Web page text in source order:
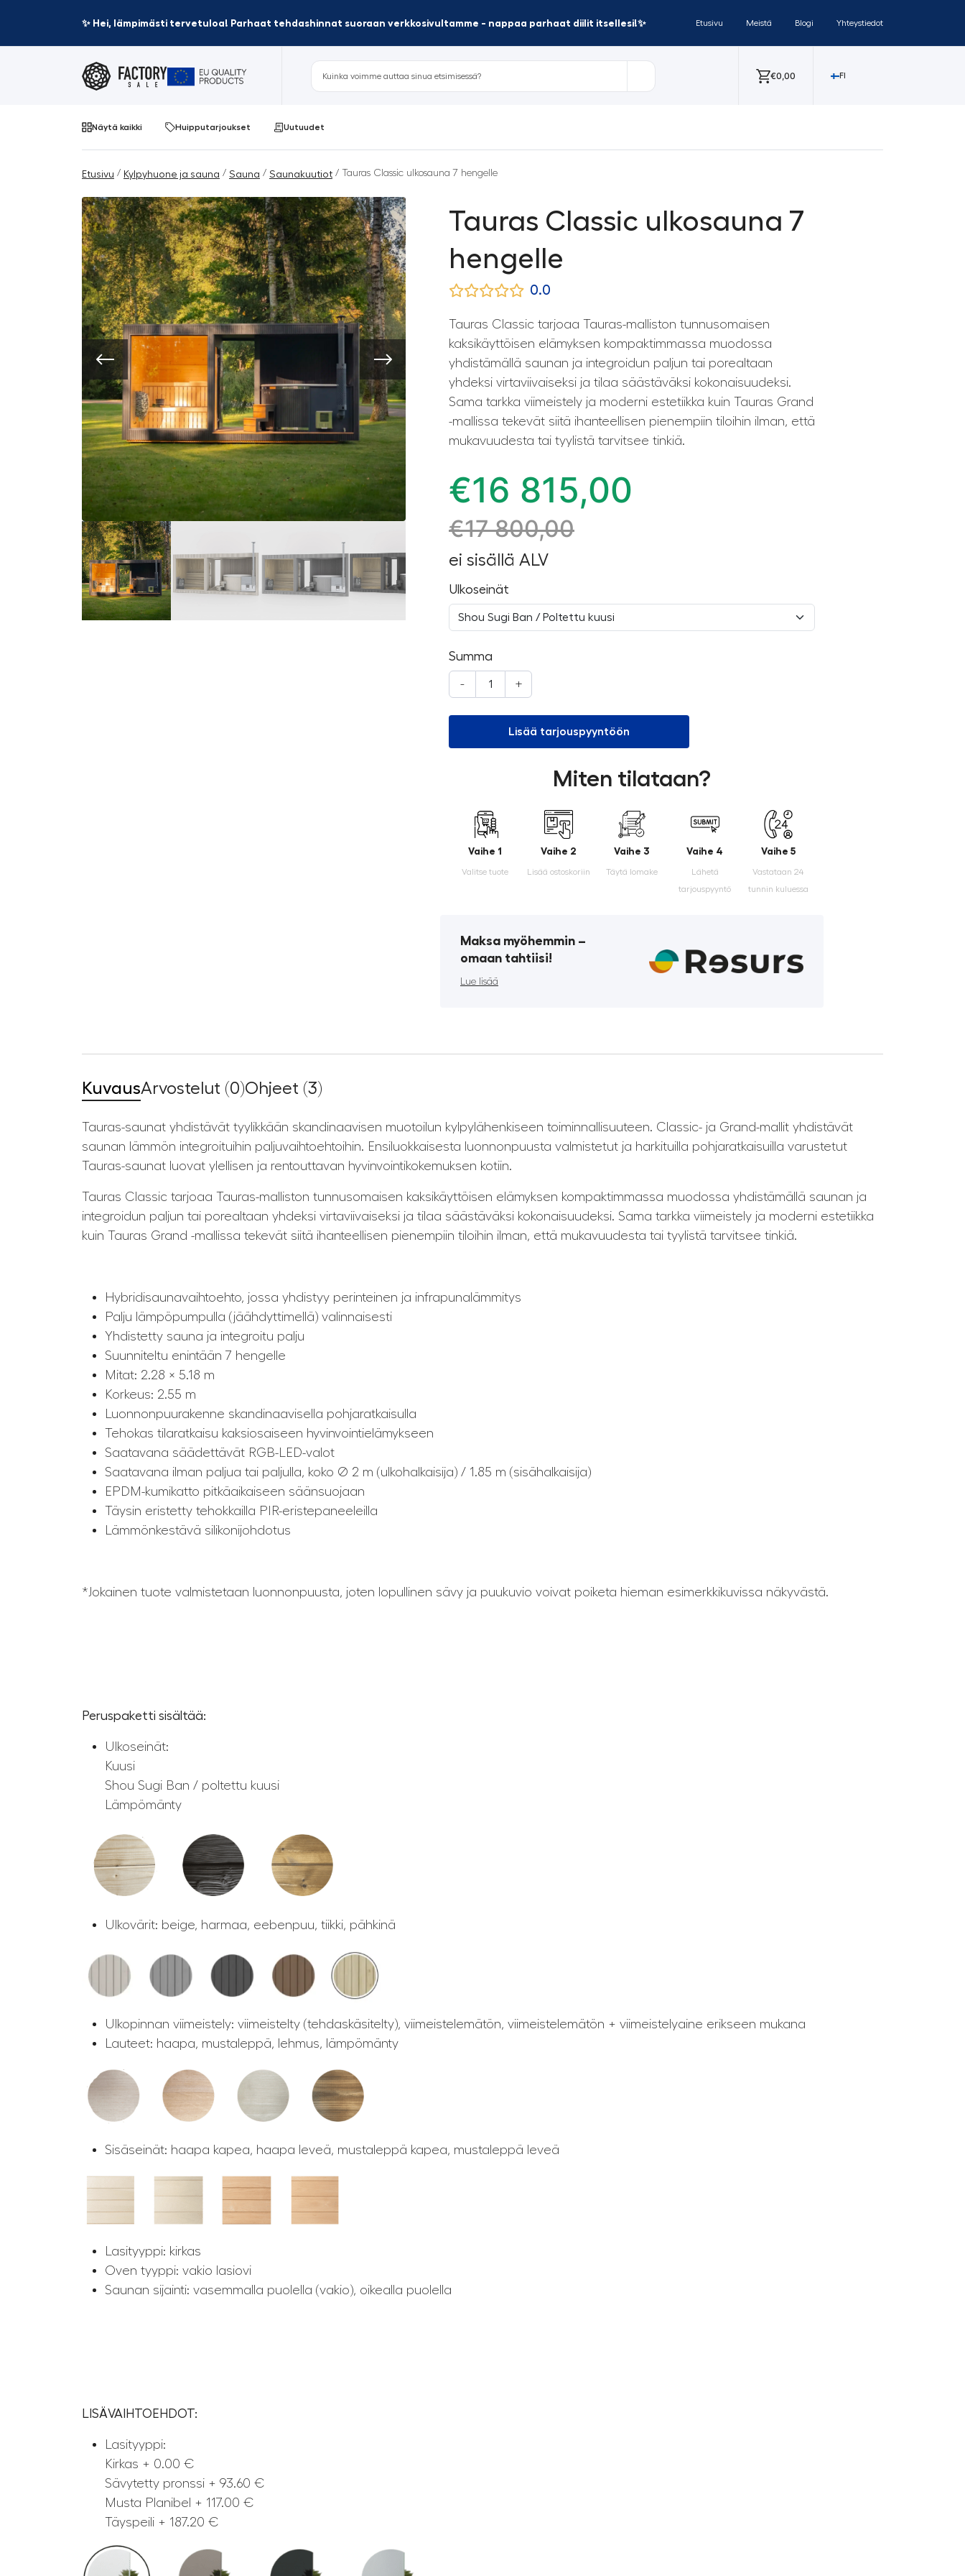
✨ Hei, lämpimästi tervetuloa! Parhaat tehdashinnat suoraan verkkosivultamme - nappaa parhaat diilit itsellesi!✨ Etusivu Meistä Blogi Yhteystiedot
€0,00 FI
Näytä kaikki Huipputarjoukset Uutuudet
Etusivu / Kylpyhuone ja sauna / Sauna / Saunakuutiot / Tauras Classic ulkosauna 7 hengelle
Tauras Classic ulkosauna 7
hengelle
0.0
Tauras Classic tarjoaa Tauras-malliston tunnusomaisen
kaksikäyttöisen elämyksen kompaktimmassa muodossa
yhdistämällä saunan ja integroidun paljun tai porealtaan
yhdeksi virtaviivaiseksi ja tilaa säästäväksi kokonaisuudeksi.
Sama tarkka viimeistely ja moderni estetiikka kuin Tauras Grand
-mallissa tekevät siitä ihanteellisen pienempiin tiloihin ilman, että
mukavuudesta tai tyylistä tarvitsee tinkiä.
€16 815,00
€17 800,00
ei sisällä ALV
Ulkoseinät
Summa
- +
Lisää tarjouspyyntöön
Miten tilataan?
Vaihe 1
Valitse tuote
Vaihe 2
Lisää ostoskoriin
Vaihe 3
Täytä lomake
Vaihe 4
Lähetä
tarjouspyyntö
Vaihe 5
Vastataan 24
tunnin kuluessa
Maksa myöhemmin ­–
omaan tahtiisi!
Lue lisää
KuvausArvostelut (0)Ohjeet (3)
Tauras-saunat yhdistävät tyylikkään skandinaavisen muotoilun kylpylähenkiseen toiminnallisuuteen. Classic- ja Grand-mallit yhdistävät
saunan lämmön integroituihin paljuvaihtoehtoihin. Ensiluokkaisesta luonnonpuusta valmistetut ja harkituilla pohjaratkaisuilla varustetut
Tauras-saunat luovat ylellisen ja rentouttavan hyvinvointikokemuksen kotiin.
Tauras Classic tarjoaa Tauras-malliston tunnusomaisen kaksikäyttöisen elämyksen kompaktimmassa muodossa yhdistämällä saunan ja
integroidun paljun tai porealtaan yhdeksi virtaviivaiseksi ja tilaa säästäväksi kokonaisuudeksi. Sama tarkka viimeistely ja moderni estetiikka
kuin Tauras Grand -mallissa tekevät siitä ihanteellisen pienempiin tiloihin ilman, että mukavuudesta tai tyylistä tarvitsee tinkiä.
Hybridisaunavaihtoehto, jossa yhdistyy perinteinen ja infrapunalämmitys
Palju lämpöpumpulla (jäähdyttimellä) valinnaisesti
Yhdistetty sauna ja integroitu palju
Suunniteltu enintään 7 hengelle
Mitat: 2.28 × 5.18 m
Korkeus: 2.55 m
Luonnonpuurakenne skandinaavisella pohjaratkaisulla
Tehokas tilaratkaisu kaksiosaiseen hyvinvointielämykseen
Saatavana säädettävät RGB-LED-valot
Saatavana ilman paljua tai paljulla, koko Ø 2 m (ulkohalkaisija) / 1.85 m (sisähalkaisija)
EPDM-kumikatto pitkäaikaiseen säänsuojaan
Täysin eristetty tehokkailla PIR-eristepaneeleilla
Lämmönkestävä silikonijohdotus
*Jokainen tuote valmistetaan luonnonpuusta, joten lopullinen sävy ja puukuvio voivat poiketa hieman esimerkkikuvissa näkyvästä.
Peruspaketti sisältää:
Ulkoseinät:
Kuusi
Shou Sugi Ban / poltettu kuusi
Lämpömänty
Ulkovärit: beige, harmaa, eebenpuu, tiikki, pähkinä
Ulkopinnan viimeistely: viimeistelty (tehdaskäsitelty), viimeistelemätön, viimeistelemätön + viimeistelyaine erikseen mukana
Lauteet: haapa, mustaleppä, lehmus, lämpömänty
Sisäseinät: haapa kapea, haapa leveä, mustaleppä kapea, mustaleppä leveä
Lasityyppi: kirkas
Oven tyyppi: vakio lasiovi
Saunan sijainti: vasemmalla puolella (vakio), oikealla puolella
LISÄVAIHTOEHDOT:
Lasityyppi:
Kirkas + 0.00 €
Sävytetty pronssi + 93.60 €
Musta Planibel + 117.00 €
Täyspeili + 187.20 €